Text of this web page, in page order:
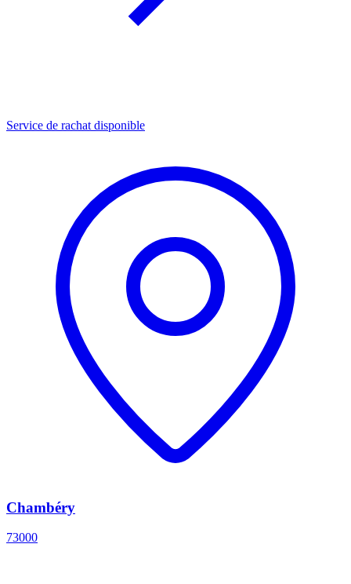
Service de rachat disponible
Chambéry
73000